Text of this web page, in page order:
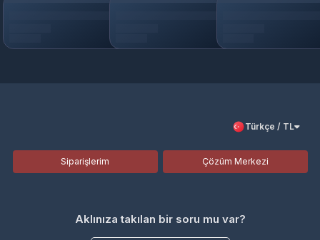
Türkçe / TL
Siparişlerim Çözüm Merkezi
Aklınıza takılan bir soru mu var?